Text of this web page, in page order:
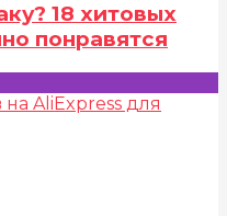
18 хитовых
понравятся